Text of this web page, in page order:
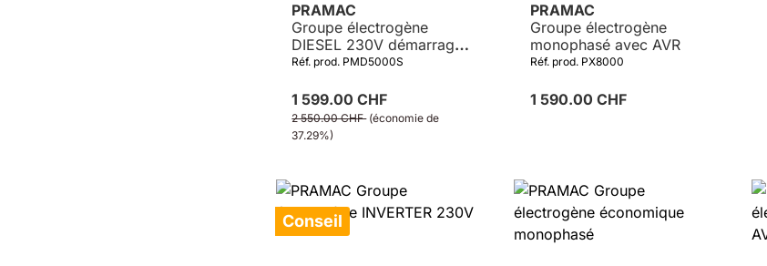
PRAMAC
Groupe électrogène
DIESEL 230V démarrage
électrique
Réf. prod. PMD5000S
1 599.00 CHF
2 550.00 CHF (économie de
37.29%)
PRAMAC
Groupe électrogène
monophasé avec AVR
Réf. prod. PX8000
1 590.00 CHF
Conseil